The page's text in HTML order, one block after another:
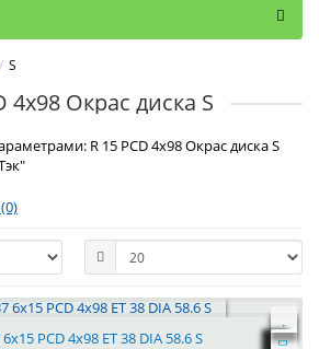
S
4x98 Окрас диска S
R 15 PCD 4x98 Окрас диска S
PCD 4x98 ET 38 DIA 58.6 S